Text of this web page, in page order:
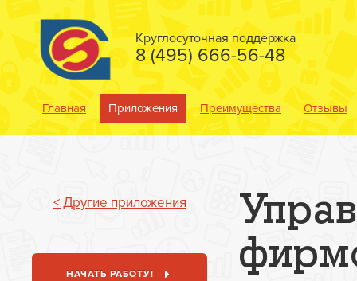
Круглосуточная поддержка
8 (495) 666-56-48
Главная Приложения Преимущества Отзывы
< Другие приложения
НАЧАТЬ РАБОТУ!